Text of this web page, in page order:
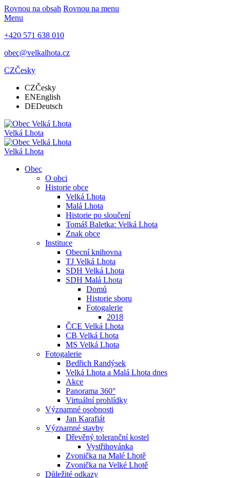
Rovnou na obsah Rovnou na menu
Menu
+420 571 638 010
obec@velkalhota.cz
CZČesky
CZČesky
ENEnglish
DEDeutsch
Velká Lhota
Velká Lhota
Obec
O obci
Historie obce
Velká Lhota
Malá Lhota
Historie po sloučení
Tomáš Baletka: Velká Lhota
Znak obce
Instituce
Obecní knihovna
TJ Velká Lhota
SDH Velká Lhota
SDH Malá Lhota
Domů
Historie sboru
Fotogalerie
2018
ČCE Velká Lhota
CB Velká Lhota
MS Velká Lhota
Fotogalerie
Bedřich Randýsek
Velká Lhota a Malá Lhota dnes
Akce
Panorama 360°
Virtuální prohlídky
Významné osobnosti
Jan Karafiát
Významné stavby
Dřevěný toleranční kostel
Vystřihovánka
Zvonička na Malé Lhotě
Zvonička na Velké Lhotě
Důležité odkazy